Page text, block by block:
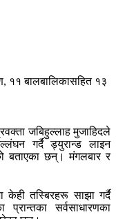
जबिहुल्लाह मुजाहिदले
गर्दै ड्युरान्ड लाइन
बताएका छन्। मंगलबार र
केही तस्बिरहरू साझा गर्दै
सर्वसाधारणका